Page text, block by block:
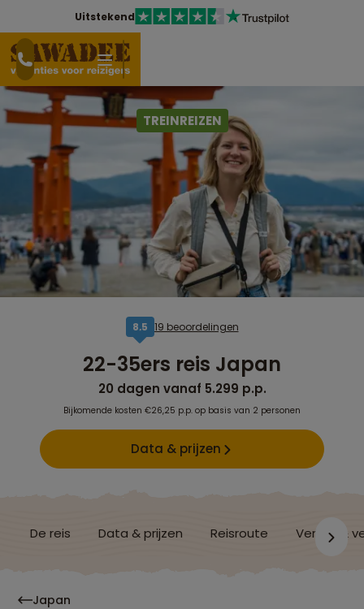
Uitstekend
TREINREIZEN
8,5 19 beoordelingen
22-35ers reis Japan
20 dagen vanaf 5.299 p.p.
Bijkomende kosten €26,25 p.p. op basis van 2 personen
Data & prijzen
De reis Data & prijzen Reisroute Verblijf &
Japan